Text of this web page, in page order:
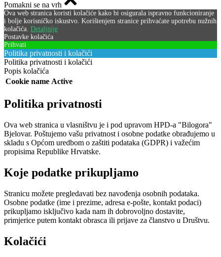
Pomakni se na vrh
Ova web stranica koristi kolačiće kako bi osigurala ispravno funkcioniranje
i bolje korisničko iskustvo. Korištenjem stranice prihvaćate upotrebu nužnih
kolačića. Detaljnije
Postavke kolačića
Prihvati
Politika privatnosti i kolačići
Politika privatnosti i kolačići
Popis kolačića
Cookie name Active
Politika privatnosti
Ova web stranica u vlasništvu je i pod upravom HPD-a "Bilogora"
Bjelovar. Poštujemo vašu privatnost i osobne podatke obrađujemo u
skladu s Općom uredbom o zaštiti podataka (GDPR) i važećim
propisima Republike Hrvatske.
Koje podatke prikupljamo
Stranicu možete pregledavati bez navođenja osobnih podataka.
Osobne podatke (ime i prezime, adresa e-pošte, kontakt podaci)
prikupljamo isključivo kada nam ih dobrovoljno dostavite,
primjerice putem kontakt obrasca ili prijave za članstvo u Društvu.
Kolačići